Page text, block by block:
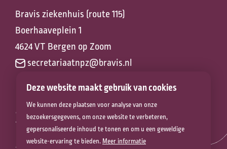
Deze website maakt gebruik van cookies
We kunnen deze plaatsen voor analyse van onze
bezoekersgegevens, om onze website te verbeteren,
gepersonaliseerde inhoud te tonen en om u een geweldige
website-ervaring te bieden. Meer informatie
Bravis ziekenhuis (route 115)
Boerhaaveplein 1
4624 VT Bergen op Zoom
secretariaatnpz@bravis.nl
Zorg voor het
leven